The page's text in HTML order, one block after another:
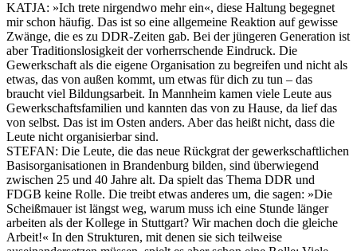
KATJA: »Ich trete nirgendwo mehr ein«, diese Haltung begegnet
mir schon häufig. Das ist so eine allgemeine Reaktion auf gewisse
Zwänge, die es zu DDR-Zeiten gab. Bei der jüngeren Generation ist
aber Traditionslosigkeit der vorherrschende Eindruck. Die
Gewerkschaft als die eigene Organisation zu begreifen und nicht als
etwas, das von außen kommt, um etwas für dich zu tun – das
braucht viel Bildungsarbeit. In Mannheim kamen viele Leute aus
Gewerkschaftsfamilien und kannten das von zu Hause, da lief das
von selbst. Das ist im Osten anders. Aber das heißt nicht, dass die
Leute nicht organisierbar sind.
STEFAN: Die Leute, die das neue Rückgrat der gewerkschaftlichen
Basisorganisationen in Brandenburg bilden, sind überwiegend
zwischen 25 und 40 Jahre alt. Da spielt das Thema DDR und
FDGB keine Rolle. Die treibt etwas anderes um, die sagen: »Die
Scheißmauer ist längst weg, warum muss ich eine Stunde länger
arbeiten als der Kollege in Stuttgart? Wir machen doch die gleiche
Arbeit!« In den Strukturen, mit denen sie sich teilweise